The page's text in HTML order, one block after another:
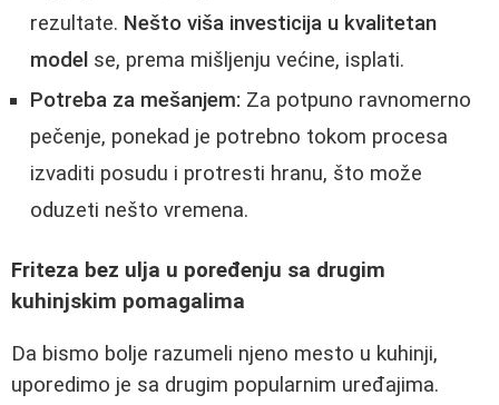
rezultate. Nešto viša investicija u kvalitetan
model se, prema mišljenju većine, isplati.
Potreba za mešanjem: Za potpuno ravnomerno
pečenje, ponekad je potrebno tokom procesa
izvaditi posudu i protresti hranu, što može
oduzeti nešto vremena.
Friteza bez ulja u poređenju sa drugim
kuhinjskim pomagalima
Da bismo bolje razumeli njeno mesto u kuhinji,
uporedimo je sa drugim popularnim uređajima.